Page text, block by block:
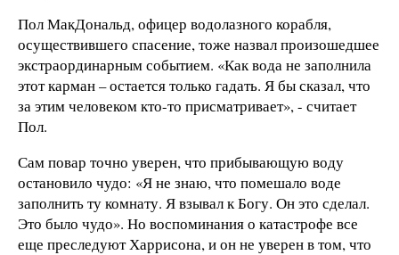
Пол МакДональд, офицер водолазного корабля,
осуществившего спасение, тоже назвал произошедшее
экстраординарным событием. «Как вода не заполнила
этот карман – остается только гадать. Я бы сказал, что
за этим человеком кто-то присматривает», - считает
Пол.
Сам повар точно уверен, что прибывающую воду
остановило чудо: «Я не знаю, что помешало воде
заполнить ту комнату. Я взывал к Богу. Он это сделал.
Это было чудо». Но воспоминания о катастрофе все
еще преследуют Харрисона, и он не уверен в том, что